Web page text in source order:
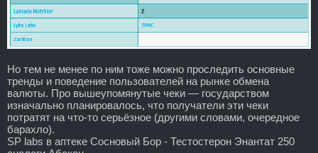
Но тем не менее по ним тоже можно проследить основные
тренды и поведение пользователей на рынке обмена
валюты. Про вышеупомянутые чеки — государством
изначально планировалось, что получатели эти чеки
потратят на что-то серьёзное (другими словами, очередное
барахло).
SP labs в аптеке Сосновый Бор - Тестостерон Энантат 250